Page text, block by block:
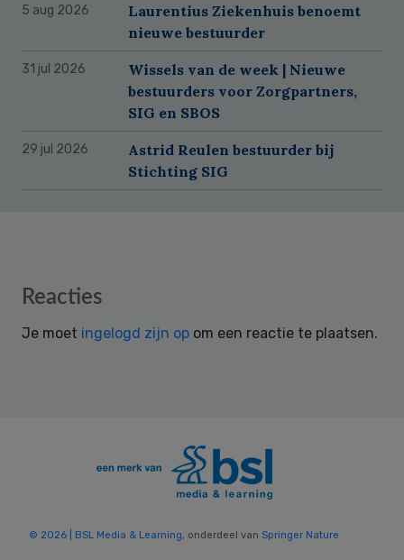
5 aug 2026
Laurentius Ziekenhuis benoemt
nieuwe bestuurder
31 jul 2026
Wissels van de week | Nieuwe
bestuurders voor Zorgpartners,
SIG en SBOS
29 jul 2026
Astrid Reulen bestuurder bij
Stichting SIG
Reader
Reacties
Je moet ingelogd zijn op om een reactie te plaatsen.
© 2026 | BSL Media & Learning, onderdeel van Springer Nature